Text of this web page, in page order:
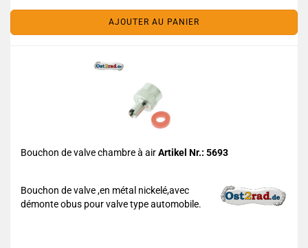
AJOUTER AU PANIER
Bouchon de valve chambre à airArtikel Nr.: 5693
Bouchon de valve ,en métal nickelé,avec
démonte obus pour valve type automobile.